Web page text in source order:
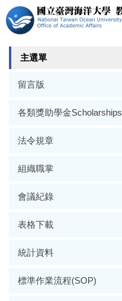
跳
到
主
要
主選單
留言版
各類獎助學金Scholarships
法令規章
組織職掌
會議紀錄
表格下載
統計資料
標準作業流程(SOP)